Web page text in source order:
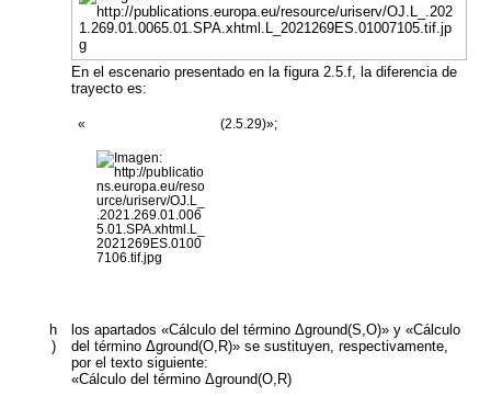
En el escenario presentado en la figura 2.5.f, la diferencia de
trayecto es:
« (2.5.29)»;
h
)
los apartados «Cálculo del término Δground(S,O)» y «Cálculo
del término Δground(O,R)» se sustituyen, respectivamente,
por el texto siguiente:
«Cálculo del términoΔground(O,R)